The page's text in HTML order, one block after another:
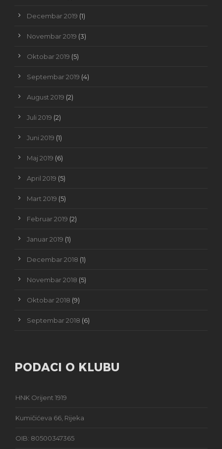
Decembar 2019 (1)
Novembar 2019 (3)
Oktobar 2019 (5)
Septembar 2019 (4)
August 2019 (2)
Juli 2019 (2)
Juni 2019 (1)
Maj 2019 (6)
April 2019 (5)
Mart 2019 (5)
Februar 2019 (2)
Januar 2019 (1)
Decembar 2018 (1)
Novembar 2018 (5)
Oktobar 2018 (9)
Septembar 2018 (6)
PODACI O KLUBU
HNK Orijent 1919
Kumičićeva 66, Rijeka
OIB: 80500347365